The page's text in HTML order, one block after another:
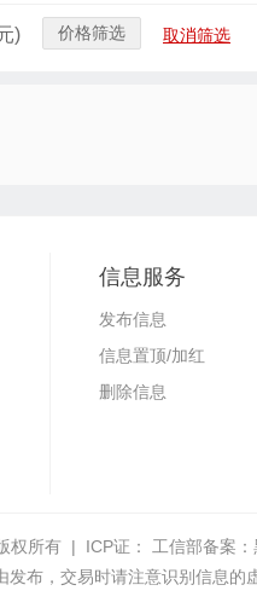
) 价格筛选 取消筛选
信息服务
发布信息
信息置顶/加红
删除信息
权所有 | ICP证： 工信部备案
发布，交易时请注意识别信息